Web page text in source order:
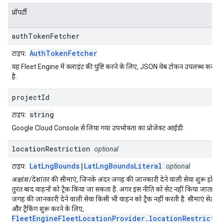
प्रॉपर्टी
authTokenFetcher
टाइप: AuthTokenFetcher
यह Fleet Engine में क्लाइंट की पुष्टि करने के लिए, JSON वेब टोकन उपलब्ध
है.
projectId
टाइप: string
Google Cloud Console से लिया गया उपभोक्ता का प्रोजेक्ट आईडी.
locationRestriction optional
टाइप: LatLngBounds | LatLngBoundsLiteral optional
अक्षांश/देशांतर की सीमाएं, जिनके अंदर जगह की जानकारी देने वाली सेवा शुरू होने
तुरंत बाद वाहनों को ट्रैक किया जा सकता है. अगर इस नीति को सेट नहीं किया जाता
जगह की जानकारी देने वाली सेवा किसी भी वाहन को ट्रैक नहीं करती है. सीमाएं सेट
और ट्रैकिंग शुरू करने के लिए,